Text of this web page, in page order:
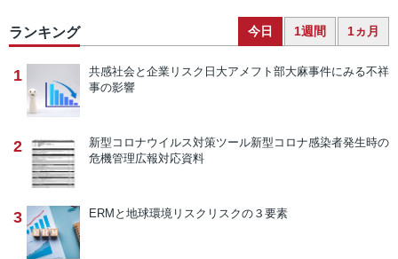
ランキング 今日 1週間 1ヵ月
1 共感社会と企業リスク 日大アメフト部大麻事件にみる不祥
事の影響
2 新型コロナウイルス対策ツール新型コロナ感染者発生時の
危機管理広報対応資料
3 ERMと地球環境リスク リスクの３要素